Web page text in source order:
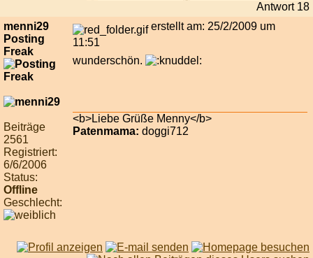
Antwort 18
menni29
Posting
Freak
Beiträge
2561
Registriert:
6/6/2006
Status:
Offline
Geschlecht:
erstellt am: 25/2/2009 um
11:51
wunderschön.
<b>Liebe Grüße Menny</b>
Patenmama: doggi712